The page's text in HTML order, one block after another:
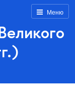
Меню